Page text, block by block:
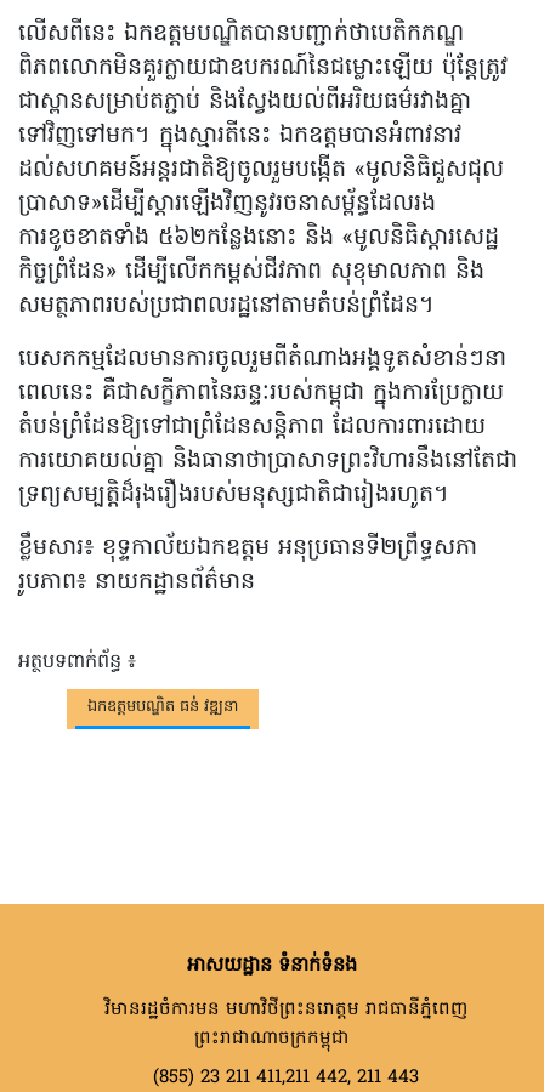
លើសពីនេះ ឯកឧត្តមបណ្ឌិតបានបញ្ជាក់ថាបេតិកភណ្ឌ
ពិភពលោកមិនគួរក្លាយជាឧបករណ៍នៃជម្លោះឡើយ ប៉ុន្តែត្រូវ
ជាស្ពានសម្រាប់តភ្ជាប់ និងស្វែងយល់ពីអរិយធម៌រវាងគ្នា
ទៅវិញទៅមក។ ក្នុងស្មារតីនេះ ឯកឧត្តមបានអំពាវនាវ
ដល់សហគមន៍អន្តរជាតិឱ្យចូលរួមបង្កើត «មូលនិធិជួសជុល
ប្រាសាទ»ដើម្បីស្តារឡើងវិញនូវរចនាសម្ព័ន្ធដែលរង
ការខូចខាតទាំង ៥៦២កន្លែងនោះ និង «មូលនិធិស្តារសេដ្ឋ
កិច្ចព្រំដែន» ដើម្បីលើកកម្ពស់ជីវភាព សុខុមាលភាព និង
សមត្ថភាពរបស់ប្រជាពលរដ្ឋនៅតាមតំបន់ព្រំដែន។
បេសកកម្មដែលមានការចូលរួមពីតំណាងអង្គទូតសំខាន់ៗនា
ពេលនេះ គឺជាសក្ខីភាពនៃឆន្ទៈរបស់កម្ពុជា ក្នុងការប្រែក្លាយ
តំបន់ព្រំដែនឱ្យទៅជាព្រំដែនសន្តិភាព ដែលការពារដោយ
ការយោគយល់គ្នា និងធានាថាប្រាសាទព្រះវិហារនឹងនៅតែជា
ទ្រព្យសម្បត្តិដ៏រុងរឿងរបស់មនុស្សជាតិជារៀងរហូត។
ខ្លឹមសារ៖ ខុទ្ទកាល័យឯកឧត្តម អនុប្រធានទី២ព្រឹទ្ធសភា
រូបភាព៖ នាយកដ្ឋានព័ត៌មាន
អត្ថបទពាក់ព័ន្ធ ៖
ឯកឧត្តមបណ្ឌិត ធន់់ វឌ្ឍនា
អាសយដ្ឋាន ទំនាក់ទំនង
វិមានរដ្ឋចំការមន មហាវិថីព្រះនរោត្តម រាជធានីភ្នំពេញ
ព្រះរាជាណាចក្រកម្ពុជា
(855) 23 211 411,211 442, 211 443